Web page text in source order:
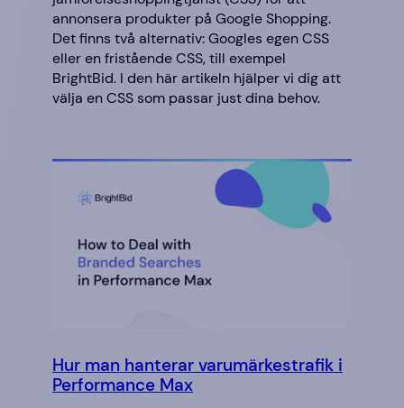
annonsera produkter på Google Shopping.
Det finns två alternativ: Googles egen CSS
eller en fristående CSS, till exempel
BrightBid. I den här artikeln hjälper vi dig att
välja en CSS som passar just dina behov.
Hur man hanterar varumärkestrafik i
Performance Max